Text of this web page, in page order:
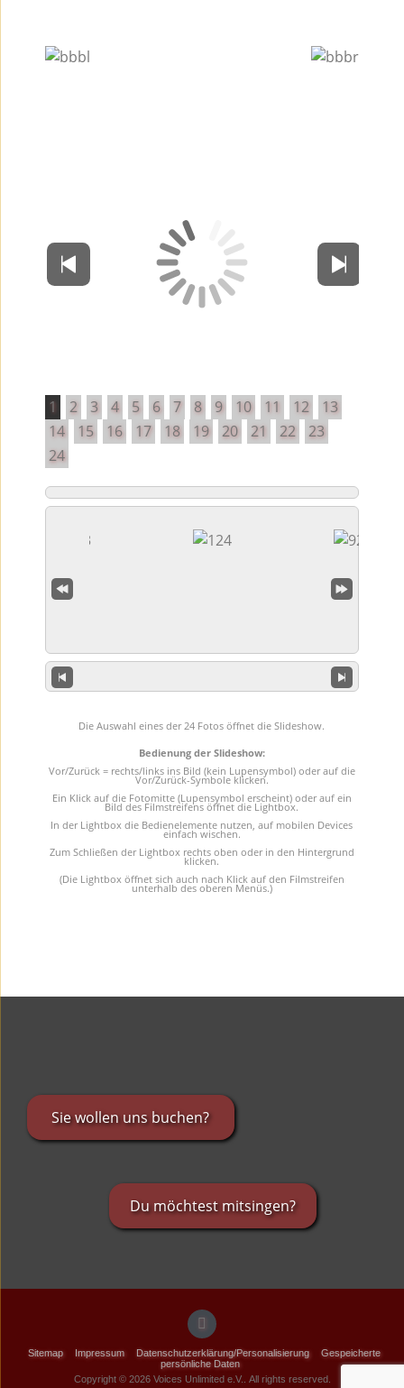
1 2 3 4 5 6 7 8 9 10 11 12
13
14
15 16 17 18 19 20 21 22
23
24
Die Auswahl eines der 24 Fotos öffnet die Slideshow.
Bedienung der Slideshow:
Vor/Zurück = rechts/links ins Bild (kein Lupensymbol) oder auf die
Vor/Zurück-Symbole klicken.
Ein Klick auf die Fotomitte (Lupensymbol erscheint) oder auf ein
Bild des Filmstreifens öffnet die Lightbox.
In der Lightbox die Bedienelemente nutzen, auf mobilen Devices
einfach wischen.
Zum Schließen der Lightbox rechts oben oder in den Hintergrund
klicken.
(Die Lightbox öffnet sich auch nach Klick auf den Filmstreifen
unterhalb des oberen Menüs.)
Sie wollen uns buchen?
Du möchtest mitsingen?
Sitemap Impressum Datenschutzerklärung/Personalisierung
Gespeicherte
persönliche Daten
Copyright © 2026 Voices Unlimited e.V.. All rights reserved.